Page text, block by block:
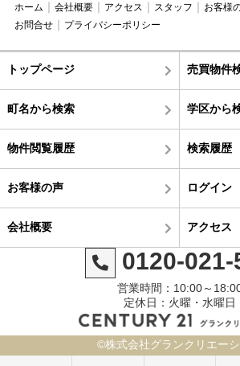
ホーム 会社概要 アクセス スタッフ お客様
お問合せ
プライバシーポリシー
トップページ 売買物件
町名から検索 学区から
物件閲覧履歴 検索履歴
お客様の声 ログイン
会社概要 アクセス
0120-021-
営業時間：10:00～
定休日：火曜・水曜日
©株式会社グランクリエー